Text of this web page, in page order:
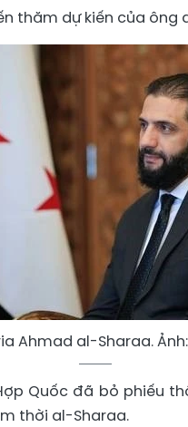
thăm dự kiến ​​của ông
Ahmad al-Sharaa. Ảnh:
Quốc đã bỏ phiếu
thời al-Sharaa.